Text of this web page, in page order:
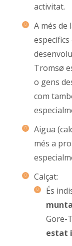
activitat.
A més de
Tromsø
o gens
com
Aigua
més a
Calçat:
És
Gore-
estat